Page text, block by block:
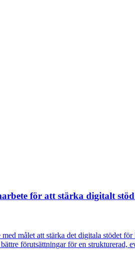
för att stärka digitalt
målet att stärka det digitala stödet
förutsättningar för en strukturerad,